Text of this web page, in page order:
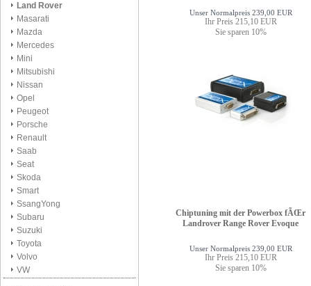
Unser Normalpreis 239,00 EUR
Ihr Preis 215,10 EUR
Sie sparen 10%
Chiptuning mit der Powerbox fÃŒr
Landrover Range Rover Evoque
Unser Normalpreis 239,00 EUR
Ihr Preis 215,10 EUR
Sie sparen 10%
Land Rover
Masarati
Mazda
Mercedes
Mini
Mitsubishi
Nissan
Opel
Peugeot
Porsche
Renault
Saab
Seat
Skoda
Smart
SsangYong
Subaru
Suzuki
Toyota
Volvo
VW